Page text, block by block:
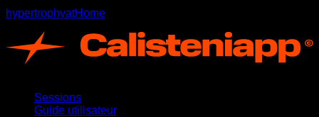
hypertrophyatHome
Sessions
Guide utilisateur